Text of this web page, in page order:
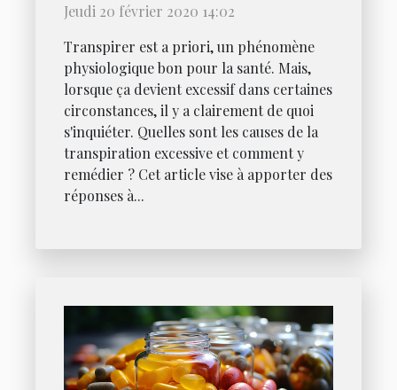
Jeudi 20 février 2020 14:02
Transpirer est a priori, un phénomène
physiologique bon pour la santé. Mais,
lorsque ça devient excessif dans certaines
circonstances, il y a clairement de quoi
s'inquiéter. Quelles sont les causes de la
transpiration excessive et comment y
remédier ? Cet article vise à apporter des
réponses à...